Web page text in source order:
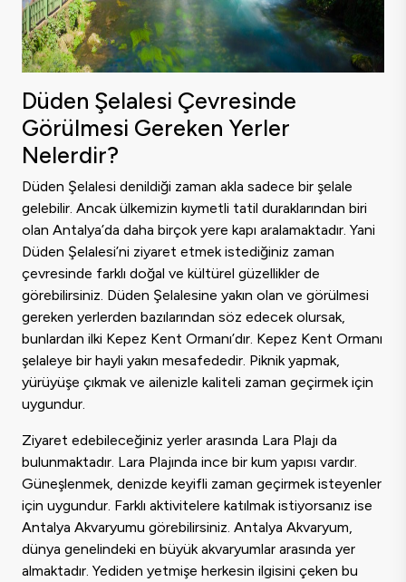
Düden Şelalesi Çevresinde
Görülmesi Gereken Yerler
Nelerdir?
Düden Şelalesi denildiği zaman akla sadece bir şelale
gelebilir. Ancak ülkemizin kıymetli tatil duraklarından biri
olan Antalya’da daha birçok yere kapı aralamaktadır. Yani
Düden Şelalesi’ni ziyaret etmek istediğiniz zaman
çevresinde farklı doğal ve kültürel güzellikler de
görebilirsiniz. Düden Şelalesine yakın olan ve görülmesi
gereken yerlerden bazılarından söz edecek olursak,
bunlardan ilki Kepez Kent Ormanı’dır. Kepez Kent Ormanı
şelaleye bir hayli yakın mesafededir. Piknik yapmak,
yürüyüşe çıkmak ve ailenizle kaliteli zaman geçirmek için
uygundur.
Ziyaret edebileceğiniz yerler arasında Lara Plajı da
bulunmaktadır. Lara Plajında ince bir kum yapısı vardır.
Güneşlenmek, denizde keyifli zaman geçirmek isteyenler
için uygundur. Farklı aktivitelere katılmak istiyorsanız ise
Antalya Akvaryumu görebilirsiniz. Antalya Akvaryum,
dünya genelindeki en büyük akvaryumlar arasında yer
almaktadır. Yediden yetmişe herkesin ilgisini çeken bu